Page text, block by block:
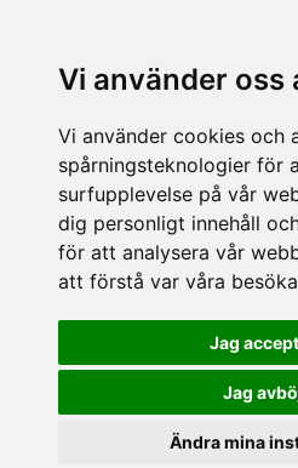
Vi använder oss
Vi använder cookies och
spårningsteknologier för
surfupplevelse på vår
dig personligt innehåll
för att analysera vår
att förstå var våra
Jag
Jag
Ändra mina